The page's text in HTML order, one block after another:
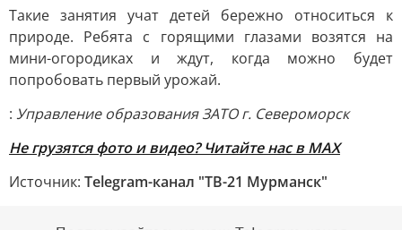
Такие занятия учат детей бережно относиться к
природе. Ребята с горящими глазами возятся на
мини-огородиках и ждут, когда можно будет
попробовать первый урожай.
: Управление образования ЗАТО г. Североморск
Не грузятся фото и видео? Читайте нас в MAX
Источник: Telegram-канал "ТВ-21 Мурманск"